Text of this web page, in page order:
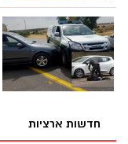
חדשות ארציות